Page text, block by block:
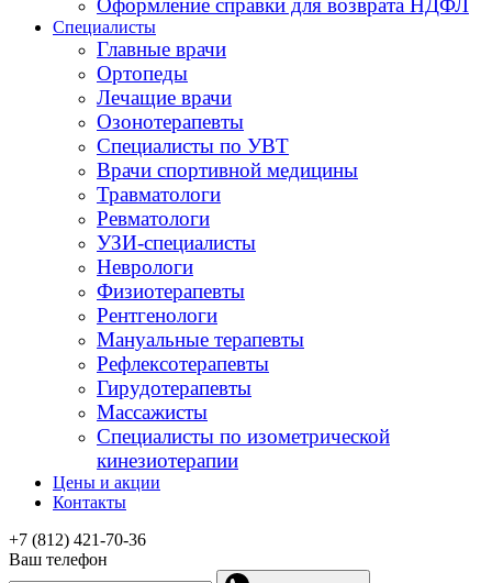
Оформление справки для возврата НДФЛ
Специалисты
Главные врачи
Ортопеды
Лечащие врачи
Озонотерапевты
Специалисты по УВТ
Врачи спортивной медицины
Травматологи
Ревматологи
УЗИ-специалисты
Неврологи
Физиотерапевты
Рентгенологи
Мануальные терапевты
Рефлексотерапевты
Гирудотерапевты
Массажисты
Специалисты по изометрической
кинезиотерапии
Цены и акции
Контакты
+7 (812) 421-70-36
Ваш телефон